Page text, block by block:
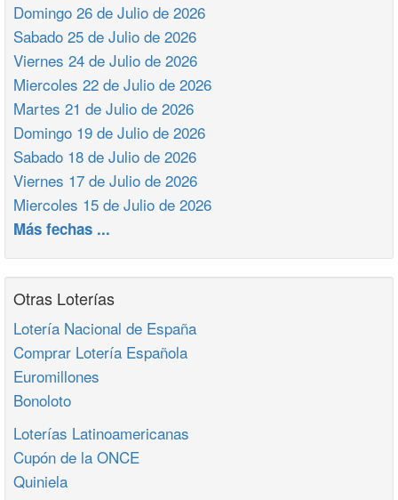
Domingo 26 de Julio de 2026
Sabado 25 de Julio de 2026
Viernes 24 de Julio de 2026
Miercoles 22 de Julio de 2026
Martes 21 de Julio de 2026
Domingo 19 de Julio de 2026
Sabado 18 de Julio de 2026
Viernes 17 de Julio de 2026
Miercoles 15 de Julio de 2026
Más fechas ...
Otras Loterías
Lotería Nacional de España
Comprar Lotería Española
Euromillones
Bonoloto
Loterías Latinoamericanas
Cupón de la ONCE
Quiniela